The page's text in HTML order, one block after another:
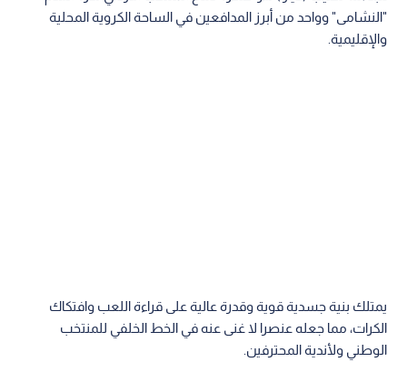
"النشامى" وواحد من أبرز المدافعين في الساحة الكروية المحلية
والإقليمية.
يمتلك بنية جسدية قوية وقدرة عالية على قراءة اللعب وافتكاك
الكرات، مما جعله عنصرا لا غنى عنه في الخط الخلفي للمنتخب
الوطني ولأندية المحترفين.